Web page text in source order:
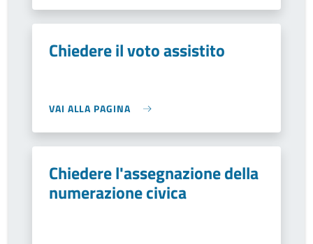
Chiedere il voto assistito
VAI ALLA PAGINA
Chiedere l'assegnazione della
numerazione civica